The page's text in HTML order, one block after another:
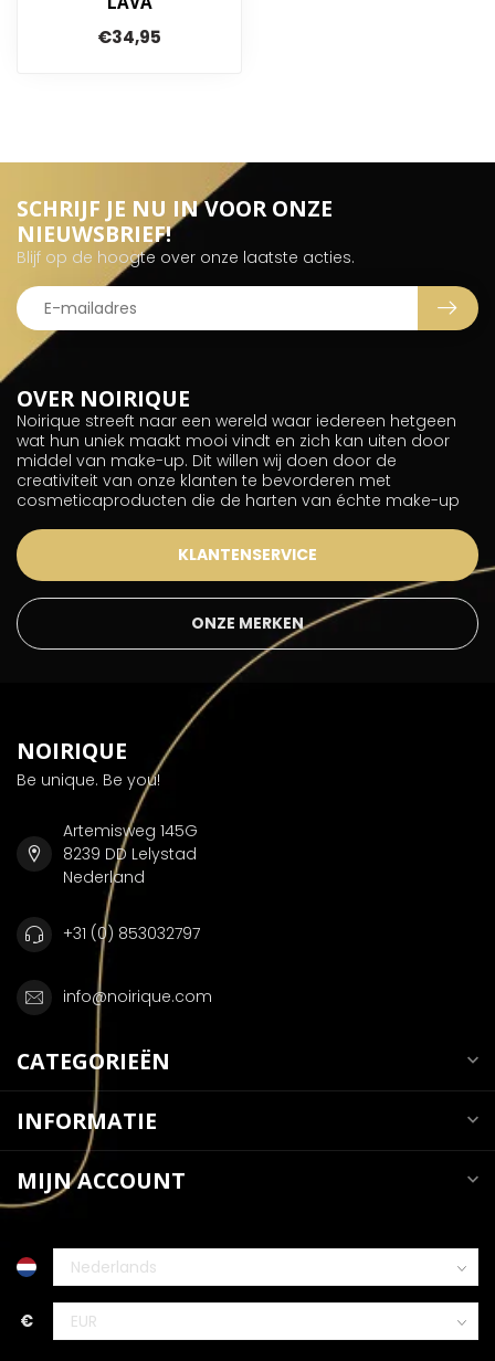
€34,95
OVER NOIRIQUE
Noirique streeft naar een wereld waar iedereen hetgeen
wat hun uniek maakt mooi vindt en zich kan uiten door
middel van make-up. Dit willen wij doen door de
creativiteit van onze klanten te bevorderen met
cosmeticaproducten die de harten van échte make-up
KLANTENSERVICE
ONZE MERKEN
SCHRIJF JE NU IN VOOR ONZE
NIEUWSBRIEF!
Blijf op de hoogte over onze laatste acties.
NOIRIQUE
Be unique. Be you!
Artemisweg 145G
8239 DD Lelystad
Nederland
+31 (0) 853032797
info@noirique.com
CATEGORIEËN
INFORMATIE
MIJN ACCOUNT
€